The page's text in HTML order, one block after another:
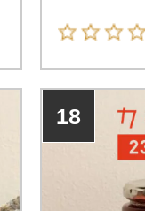
18